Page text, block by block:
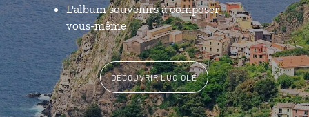
L'album souvenirs à composer
vous-même
DÉCOUVRIR LUCIOLE